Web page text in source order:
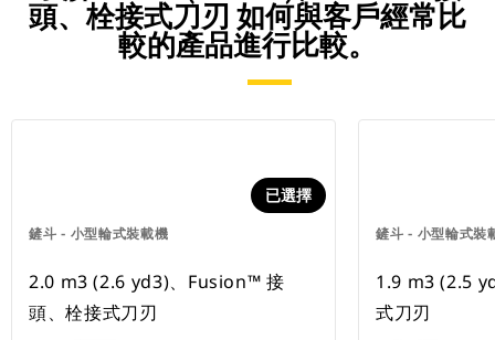
頭、栓接式刀刃 如何與客戶經常比
較的產品進行比較。
鏟斗 - 小型輪式裝載機
已選擇
2.0 m3 (2.6 yd3)、Fusion™ 接
頭、栓接式刀刃
鏟斗 - 小型輪式裝
1.9 m3 (2.5
式刀刃